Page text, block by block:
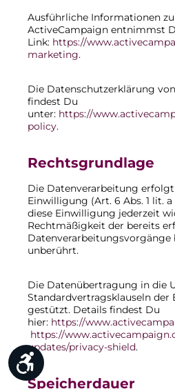
Ausführliche Informationen
ActiveCampaign entnimmst
Link: https://
marketing.
Die Datenschutzerklärung
findest Du
unter: https://
policy.
Rechtsgrundlage
Die Datenverarbeitung
Einwilligung (Art. 6 Abs. 1 lit. a
diese Einwilligung jederzeit
Rechtmäßigkeit der bereits
unberührt.
Die Datenübertragung in die
Standardvertragsklauseln der
gestützt. Details findest Du
hier: https://
https://
updates/privacy-shield.
Speicherdauer
Werkzeugleiste anzeigen